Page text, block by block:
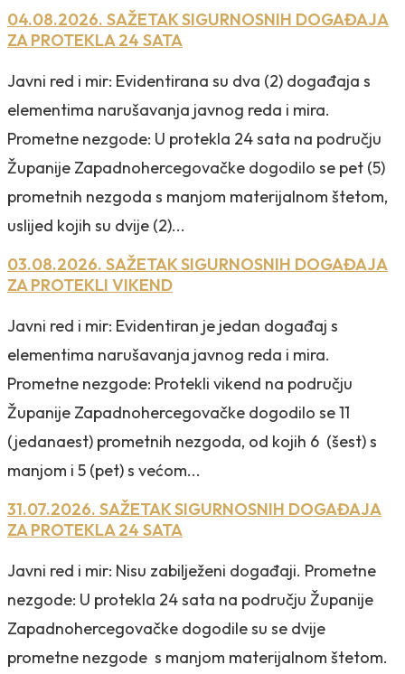
04.08.2026. SAŽETAK SIGURNOSNIH DOGAĐAJA
ZA PROTEKLA 24 SATA
Javni red i mir: Evidentirana su dva (2) događaja s
elementima narušavanja javnog reda i mira.
Prometne nezgode: U protekla 24 sata na području
Županije Zapadnohercegovačke dogodilo se pet (5)
prometnih nezgoda s manjom materijalnom štetom,
uslijed kojih su dvije (2)...
03.08.2026. SAŽETAK SIGURNOSNIH DOGAĐAJA
ZA PROTEKLI VIKEND
Javni red i mir: Evidentiran je jedan događaj s
elementima narušavanja javnog reda i mira.
Prometne nezgode: Protekli vikend na području
Županije Zapadnohercegovačke dogodilo se 11
(jedanaest) prometnih nezgoda, od kojih 6 (šest) s
manjom i 5 (pet) s većom...
31.07.2026. SAŽETAK SIGURNOSNIH DOGAĐAJA
ZA PROTEKLA 24 SATA
Javni red i mir: Nisu zabilježeni događaji. Prometne
nezgode: U protekla 24 sata na području Županije
Zapadnohercegovačke dogodile su se dvije
prometne nezgode s manjom materijalnom štetom.